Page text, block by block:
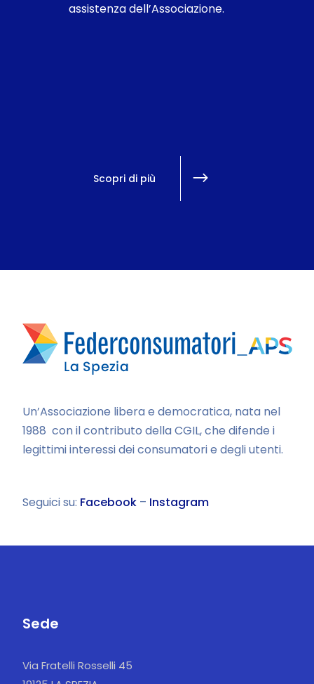
assistenza dell’Associazione.
Scopri di più
Un’Associazione libera e democratica, nata nel
1988 con il contributo della CGIL, che difende i
legittimi interessi dei consumatori e degli utenti.
Seguici su: Facebook – Instagram
Sede
Via Fratelli Rosselli 45